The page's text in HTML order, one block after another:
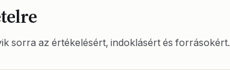
sorra az értékelésért, indoklásért és forrásokért.